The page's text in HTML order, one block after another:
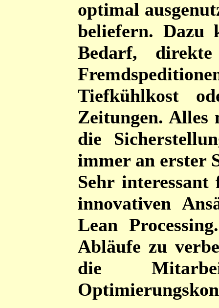
optimal
beliefern. Dazu
Bedarf,
Tiefkühlkost
Zeitungen. Alles
die
immer an erster
Sehr
innovativen
Lean
Abläufe zu
die